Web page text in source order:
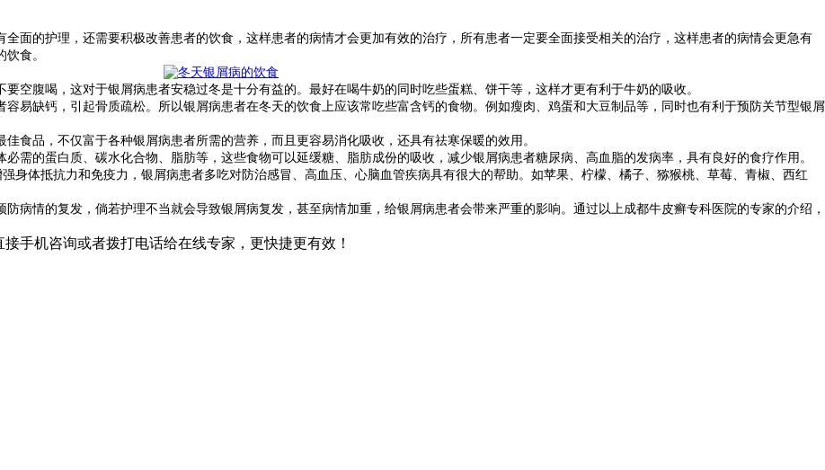
面的护理，还需要积极改善患者的饮食，这样患者的病情才会更加有效的治疗，所有患者一定要全面接受相关的治疗，这样患者的病情会更急有
食。
空腹喝，这对于银屑病患者安稳过冬是十分有益的。最好在喝牛奶的同时吃些蛋糕、饼干等，这样才更有利于牛奶的吸收。
易缺钙，引起骨质疏松。所以银屑病患者在冬天的饮食上应该常吃些富含钙的食物。例如瘦肉、鸡蛋和大豆制品等，同时也有利于预防关节型银屑
食品，不仅富于各种银屑病患者所需的营养，而且更容易消化吸收，还具有祛寒保暖的效用。
需的蛋白质、碳水化合物、脂肪等，这些食物可以延缓糖、脂肪成份的吸收，减少银屑病患者糖尿病、高血脂的发病率，具有良好的食疗作用。
身体抵抗力和免疫力，银屑病患者多吃对防治感冒、高血压、心脑血管疾病具有很大的帮助。如苹果、柠檬、橘子、猕猴桃、草莓、青椒、西红
病情的复发，倘若护理不当就会导致银屑病复发，甚至病情加重，给银屑病患者会带来严重的影响。通过以上成都牛皮癣专科医院的专家的介绍，
手机咨询或者拨打电话给在线专家，更快捷更有效！